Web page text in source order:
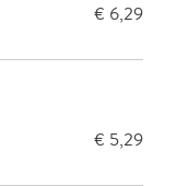
€ 6,29
€ 5,29